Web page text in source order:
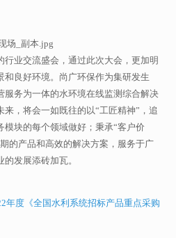
业交流盛会，通过此次大会，更加明
良好环境。尚广环保作为集研发生
服务为一体的水环境在线监测综合解决
，将会一如既往的以“工匠精神”，追
块的每个领域做好；秉承“客户价
的产品和高效的解决方案，服务于广
发展添砖加瓦。
年度《全国水利系统招标产品重点采购